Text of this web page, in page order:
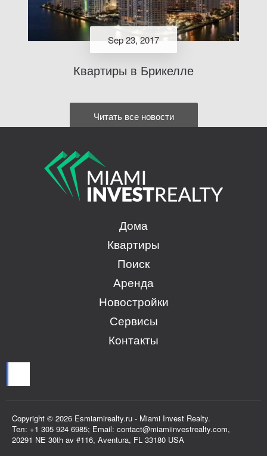
Sep 23, 2017
Квартиры в Брикелле
Читать все новости
Дома
Квартиры
Поиск
Аренда
Новостройки
Сервисы
Контакты
Copyright © 2026 Esmiamirealty.ru - Miami Invest Realty.
Тел: +1 305 924 6985; Email: contact@miamiinvestrealty.com,
20291 NE 30th av #116, Aventura, FL 33180 USA